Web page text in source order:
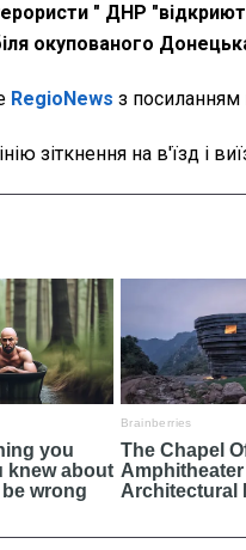
" ДНР
окупованого
RegioNews з посиланням
зіткнення на в'їзд і